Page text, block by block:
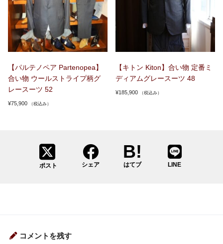
【パルテノペア Partenopea】
合い物 ウールストライプ柄グ
レースーツ 52
¥75,900 （税込み）
【キトン Kiton】合い物 定番ミ
ディアムグレースーツ 48
¥185,900 （税込み）
ポスト シェア はてブ LINE
コメントを残す